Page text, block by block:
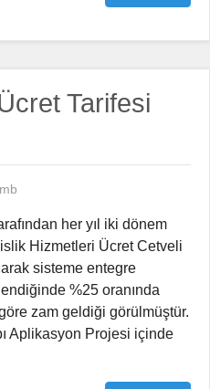
Tarifesi
her yıl iki dönem
Hizmetleri Ücret Cetveli
sisteme entegre
%25 oranında
zam geldiği görülmüştür.
Aplikasyon Projesi içinde